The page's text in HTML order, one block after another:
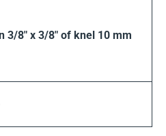
8″ x 3/8″ of knel 10 mm